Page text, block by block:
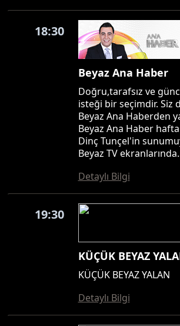
18:30
Beyaz Ana Haber
Doğru,tarafsız ve
isteği bir seçimdir. Siz
Beyaz Ana Haberden
Beyaz Ana Haber
Dinç Tunçel'in
Beyaz TV
Detaylı Bilgi
19:30
KÜÇÜK BEYAZ
KÜÇÜK BEYAZ YALAN
Detaylı Bilgi